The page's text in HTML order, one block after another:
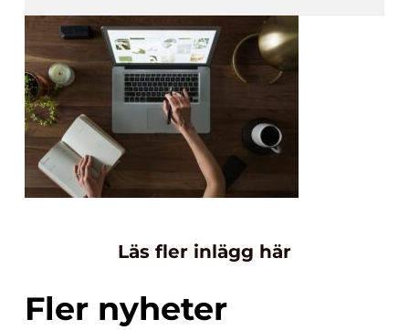
Läs fler inlägg här
Fler nyheter